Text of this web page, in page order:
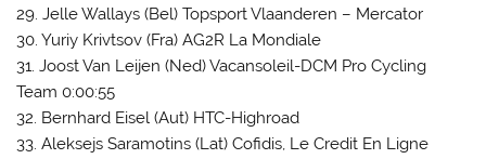
29. Jelle Wallays (Bel) Topsport Vlaanderen – Mercator
30. Yuriy Krivtsov (Fra) AG2R La Mondiale
31. Joost Van Leijen (Ned) Vacansoleil-DCM Pro Cycling
Team 0:00:55
32. Bernhard Eisel (Aut) HTC-Highroad
33. Aleksejs Saramotins (Lat) Cofidis, Le Credit En Ligne